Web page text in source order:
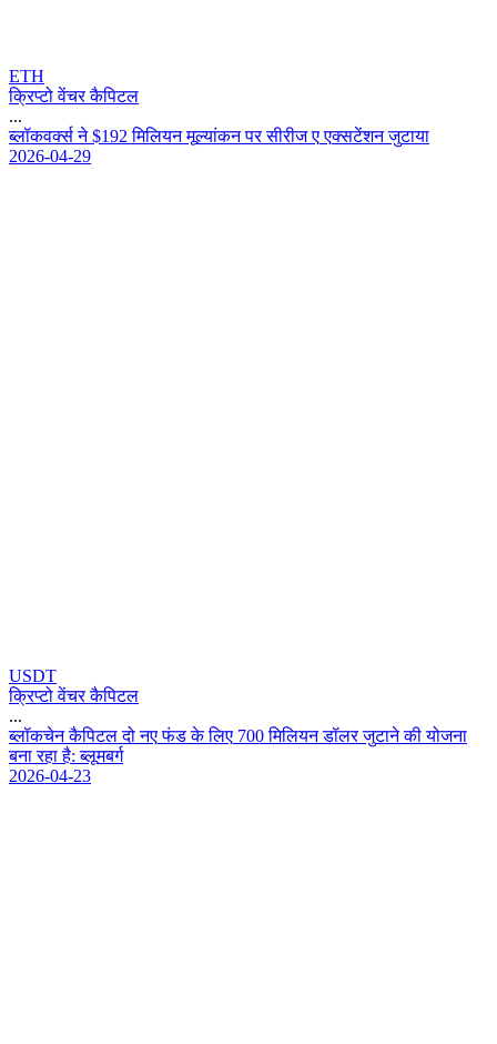
ETH
क्रिप्टो वेंचर कैपिटल
...
बलकवर न $192 मलयन मलयकन पर सरज ए एकसटशन जटय
2026-04-29
USDT
क्रिप्टो वेंचर कैपिटल
...
बलकचन कपटल द नए फड क लए 700 मलयन डलर जटन क यजन
बन रह ह: बलमबर
2026-04-23